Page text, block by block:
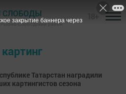
СЛОБОДЫ
Рыбно-Слободский район
Татарстан наградили
картингистов сезона
закрытие баннера через